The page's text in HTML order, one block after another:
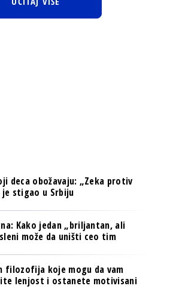
deca obožavaju: „Zeka protiv
je stigao u Srbiju
Kako jedan „briljantan, ali
može da uništi ceo tim
filozofija koje mogu da vam
lenjost i ostanete motivisani